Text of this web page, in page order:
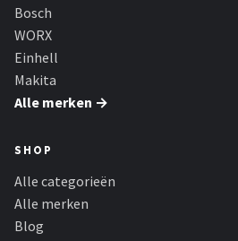
Bosch
WORX
Einhell
Makita
Alle merken →
SHOP
Alle categorieën
Alle merken
Blog